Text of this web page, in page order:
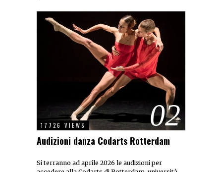
02
17726 VIEWS
Audizioni danza Codarts Rotterdam
Si terranno ad aprile 2026 le audizioni per